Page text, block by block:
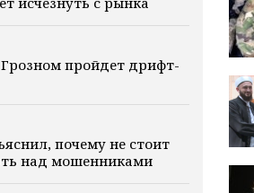
Грозном пройдет дрифт-
почему не стоит
над мошенниками